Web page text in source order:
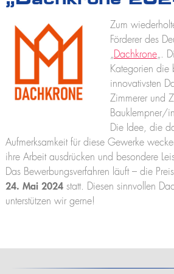
Unterweisung für
Unterweisung für
Stellenangebote
Ausbildung
Praktikum
Zum
Förderer des
„Dachkrone„.
Kategorien die
innovativsten
Zimmerer und
Bauklempner/
Die Idee, die
Aufmerksamkeit für diese Gewerke
ihre Arbeit ausdrücken und besondere
Das Bewerbungsverfahren läuft – die
24. Mai 2024statt. Diesen sinnvollen
unterstützen wir gerne!